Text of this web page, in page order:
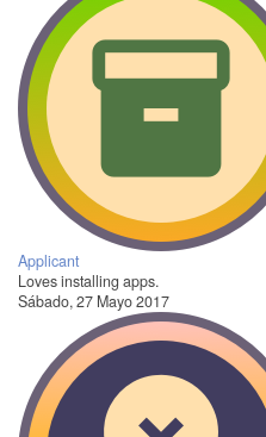
Applicant
Loves installing apps.
Sábado, 27 Mayo 2017